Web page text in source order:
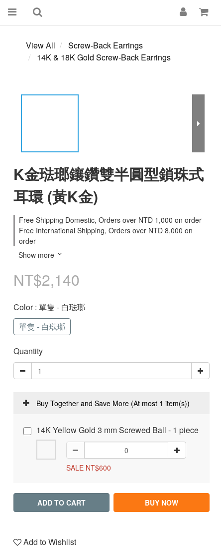
View All
Screw-Back Earrings
14K & 18K Gold Screw-Back Earrings
K金琺瑯鑲鑽雙半圓型鎖珠式
耳環 (黃K金)
Free Shipping Domestic, Orders over NTD 1,000 on order
Free International Shipping, Orders over NTD 8,000 on
order
Show more
NT$2,140
Color: 單隻 - 白琺瑯
單隻 - 白琺瑯
Quantity
Buy Together and Save More (At most 1 item(s))
14K Yellow Gold 3 mm Screwed Ball - 1 piece
SALE NT$600
ADD TO CART BUY NOW
Add to Wishlist